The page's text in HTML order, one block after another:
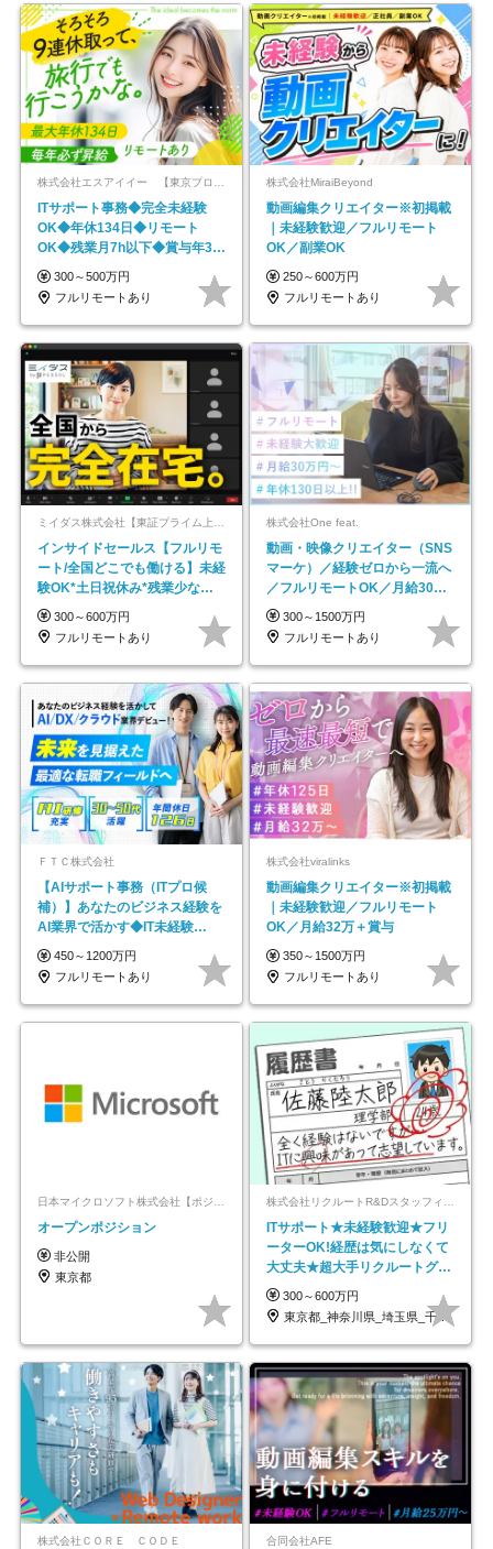
株式会社エスアイイー 【東京プロマーケット上場】
ITサポート事務◆完全未経験
OK◆年休134日◆リモート
OK◆残業月7h以下◆賞与年3回
◆5年目まで必ず昇給
300～500万円
フルリモートあり
株式会社MiraiBeyond
動画編集クリエイター※初掲載
｜未経験歓迎／フルリモート
OK／副業OK
250～600万円
フルリモートあり
インサイドセールス【フルリモ
ート/全国どこでも働ける】未経
験OK*土日祝休み*残業少なめ*
在宅勤務手当あり
300～600万円
フルリモートあり
株式会社One feat.
動画・映像クリエイター（SNS
マーケ）／経験ゼロから一流へ
／フルリモートOK／月給30万
円～／年休130日以上
300～1500万円
フルリモートあり
ＦＴＣ株式会社
【AIサポート事務（ITプロ候
補）】あなたのビジネス経験を
AI業界で活かす◆IT未経験
OK◆目指せるコンサル
450～1200万円
フルリモートあり
株式会社viralinks
動画編集クリエイター※初掲載
｜未経験歓迎／フルリモート
OK／月給32万＋賞与
350～1500万円
フルリモートあり
オープンポジション
非公開
東京都
ITサポート★未経験歓迎★フリ
ーターOK!経歴は気にしなくて
大丈夫★超大手リクルートグル
ープの正社員/sg
300～600万円
東京都_神奈川県_埼玉県_千葉県_大阪府…
株式会社ＣＯＲＥ ＣＯＤＥ 合同会社AFE